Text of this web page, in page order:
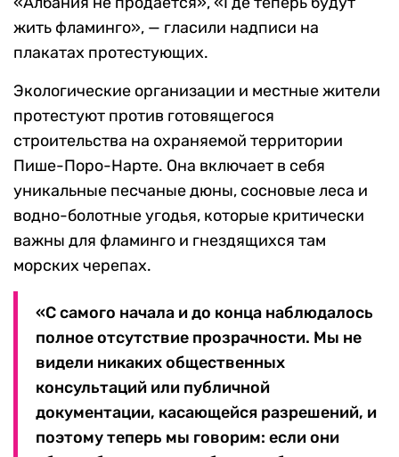
жить фламинго», — гласили надписи на
плакатах протестующих.
Экологические организации и местные жители
протестуют против готовящегося
строительства на охраняемой территории
Пише-Поро-Нарте. Она включает в себя
уникальные песчаные дюны, сосновые леса и
водно-болотные угодья, которые критически
важны для фламинго и гнездящихся там
морских черепах.
«С самого начала и до конца наблюдалось
полное отсутствие прозрачности. Мы не
видели никаких общественных
консультаций или публичной
документации, касающейся разрешений, и
поэтому теперь мы говорим: если они